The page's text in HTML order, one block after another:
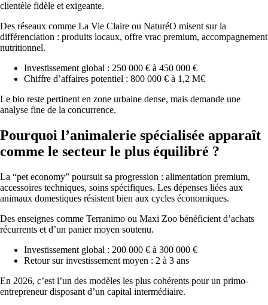
clientèle fidèle et exigeante.
Des réseaux comme La Vie Claire ou NaturéO misent sur la
différenciation : produits locaux, offre vrac premium, accompagnement
nutritionnel.
Investissement global : 250 000 € à 450 000 €
Chiffre d’affaires potentiel : 800 000 € à 1,2 M€
Le bio reste pertinent en zone urbaine dense, mais demande une
analyse fine de la concurrence.
Pourquoi l’animalerie spécialisée apparaît
comme le secteur le plus équilibré ?
La “pet economy” poursuit sa progression : alimentation premium,
accessoires techniques, soins spécifiques. Les dépenses liées aux
animaux domestiques résistent bien aux cycles économiques.
Des enseignes comme Terranimo ou Maxi Zoo bénéficient d’achats
récurrents et d’un panier moyen soutenu.
Investissement global : 200 000 € à 300 000 €
Retour sur investissement moyen : 2 à 3 ans
En 2026, c’est l’un des modèles les plus cohérents pour un primo-
entrepreneur disposant d’un capital intermédiaire.